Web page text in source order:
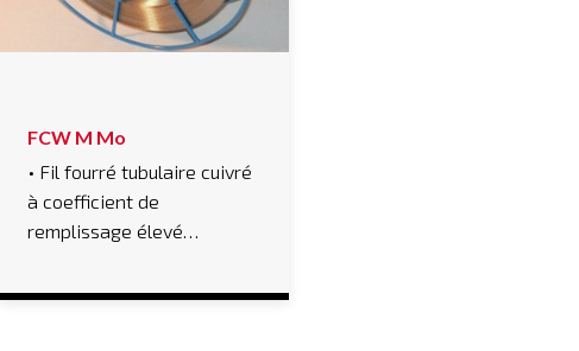
FCW M Mo
• Fil fourré tubulaire cuivré
à coefficient de
remplissage élevé…